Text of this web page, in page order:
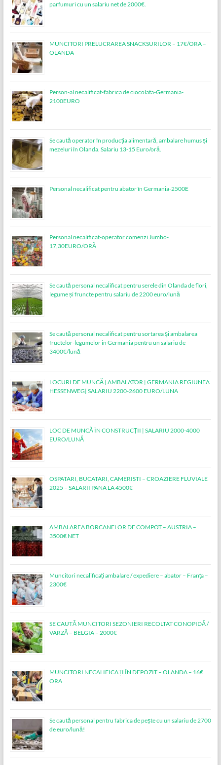
parfumuri cu un salariu net de 2000€.
MUNCITORI PRELUCRAREA SNACKSURILOR – 17€/ORA –
OLANDA
Person-al necalificat-fabrica de ciocolata-Germania-
2100EURO
Se caută operator în producția alimentară, ambalare humus și
mezeluri în Olanda. Salariu 13-15 Euro/oră.
Personal necalificat pentru abator în Germania-2500E
Personal necalificat-operator comenzi Jumbo-
17,30EURO/ORĂ
Se caută personal necalificat pentru serele din Olanda de flori,
legume și fruncte pentru salariu de 2200 euro/lună
Se caută personal necalificat pentru sortarea și ambalarea
fructelor-legumelor in Germania pentru un salariu de
3400€/lună
LOCURI DE MUNCĂ | AMBALATOR | GERMANIA REGIUNEA
HESSENWEG| SALARIU 2200-2600 EURO/LUNA
LOC DE MUNCĂ ÎN CONSTRUCŢII | SALARIU 2000-4000
EURO/LUNĂ
OSPATARI, BUCATARI, CAMERISTI – CROAZIERE FLUVIALE
2025 – SALARII PANA LA 4500€
AMBALAREA BORCANELOR DE COMPOT – AUSTRIA –
3500€ NET
Muncitori necalificați ambalare / expediere – abator – Franța –
2300€
SE CAUTĂ MUNCITORI SEZONIERI RECOLTAT CONOPIDĂ /
VARZĂ – BELGIA – 2000€
MUNCITORI NECALIFICAȚI ÎN DEPOZIT – OLANDA – 16€
ORA
Se caută personal pentru fabrica de pește cu un salariu de 2700
de euro/lună!